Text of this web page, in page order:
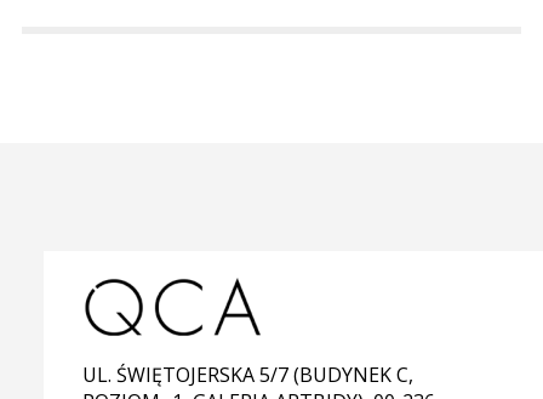
UL. ŚWIĘTOJERSKA 5/7 (BUDYNEK C,